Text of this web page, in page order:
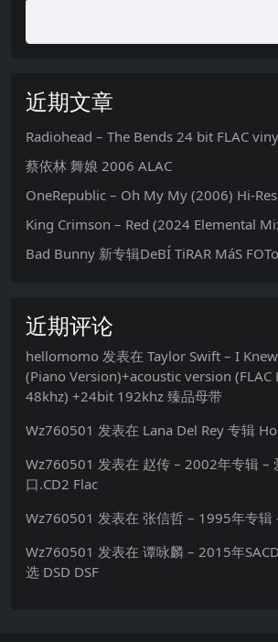
近期文章
Radiohead – The Bends 24 bit FLAC
蔡依林 舞娘 2006 ALAC
OneRepublic – Oh My My (2006) Hi-Res
King Crimson – Red (2024 Elemental
Bad Bunny 新专辑DeBÍ TiRAR MáS
近期评论
hellomomo 发表在 Taylor Swift – I
(Piano Version)+acoustic version (FLAC
48khz) +24bit 192khz 臻品母带
Wz760501 发表在 Lana Del Rey 专辑
Wz760501 发表在 赵传 – 2002年专辑 –
口.CD2 Flac
Wz760501 发表在 张信哲 – 1995年专辑
Wz760501 发表在 谭咏麟 – 2015年
选 DSD DSF